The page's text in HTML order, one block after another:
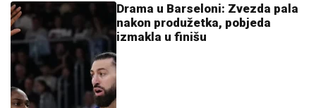
Drama u Barseloni: Zvezda pala
nakon produžetka, pobjeda
izmakla u finišu